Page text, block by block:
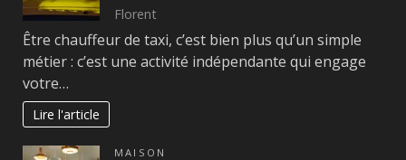
Florent
Être chauffeur de taxi, c’est bien plus qu’un simple
métier : c’est une activité indépendante qui engage
votre…
Lire l'article
MAISON